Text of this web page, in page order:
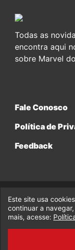
Todas as
encontra aqui
sobre Marvel
Fale Conosco
Política de
Feedback
© 2017-2026
Este site usa
continuar a
mais, acesse: